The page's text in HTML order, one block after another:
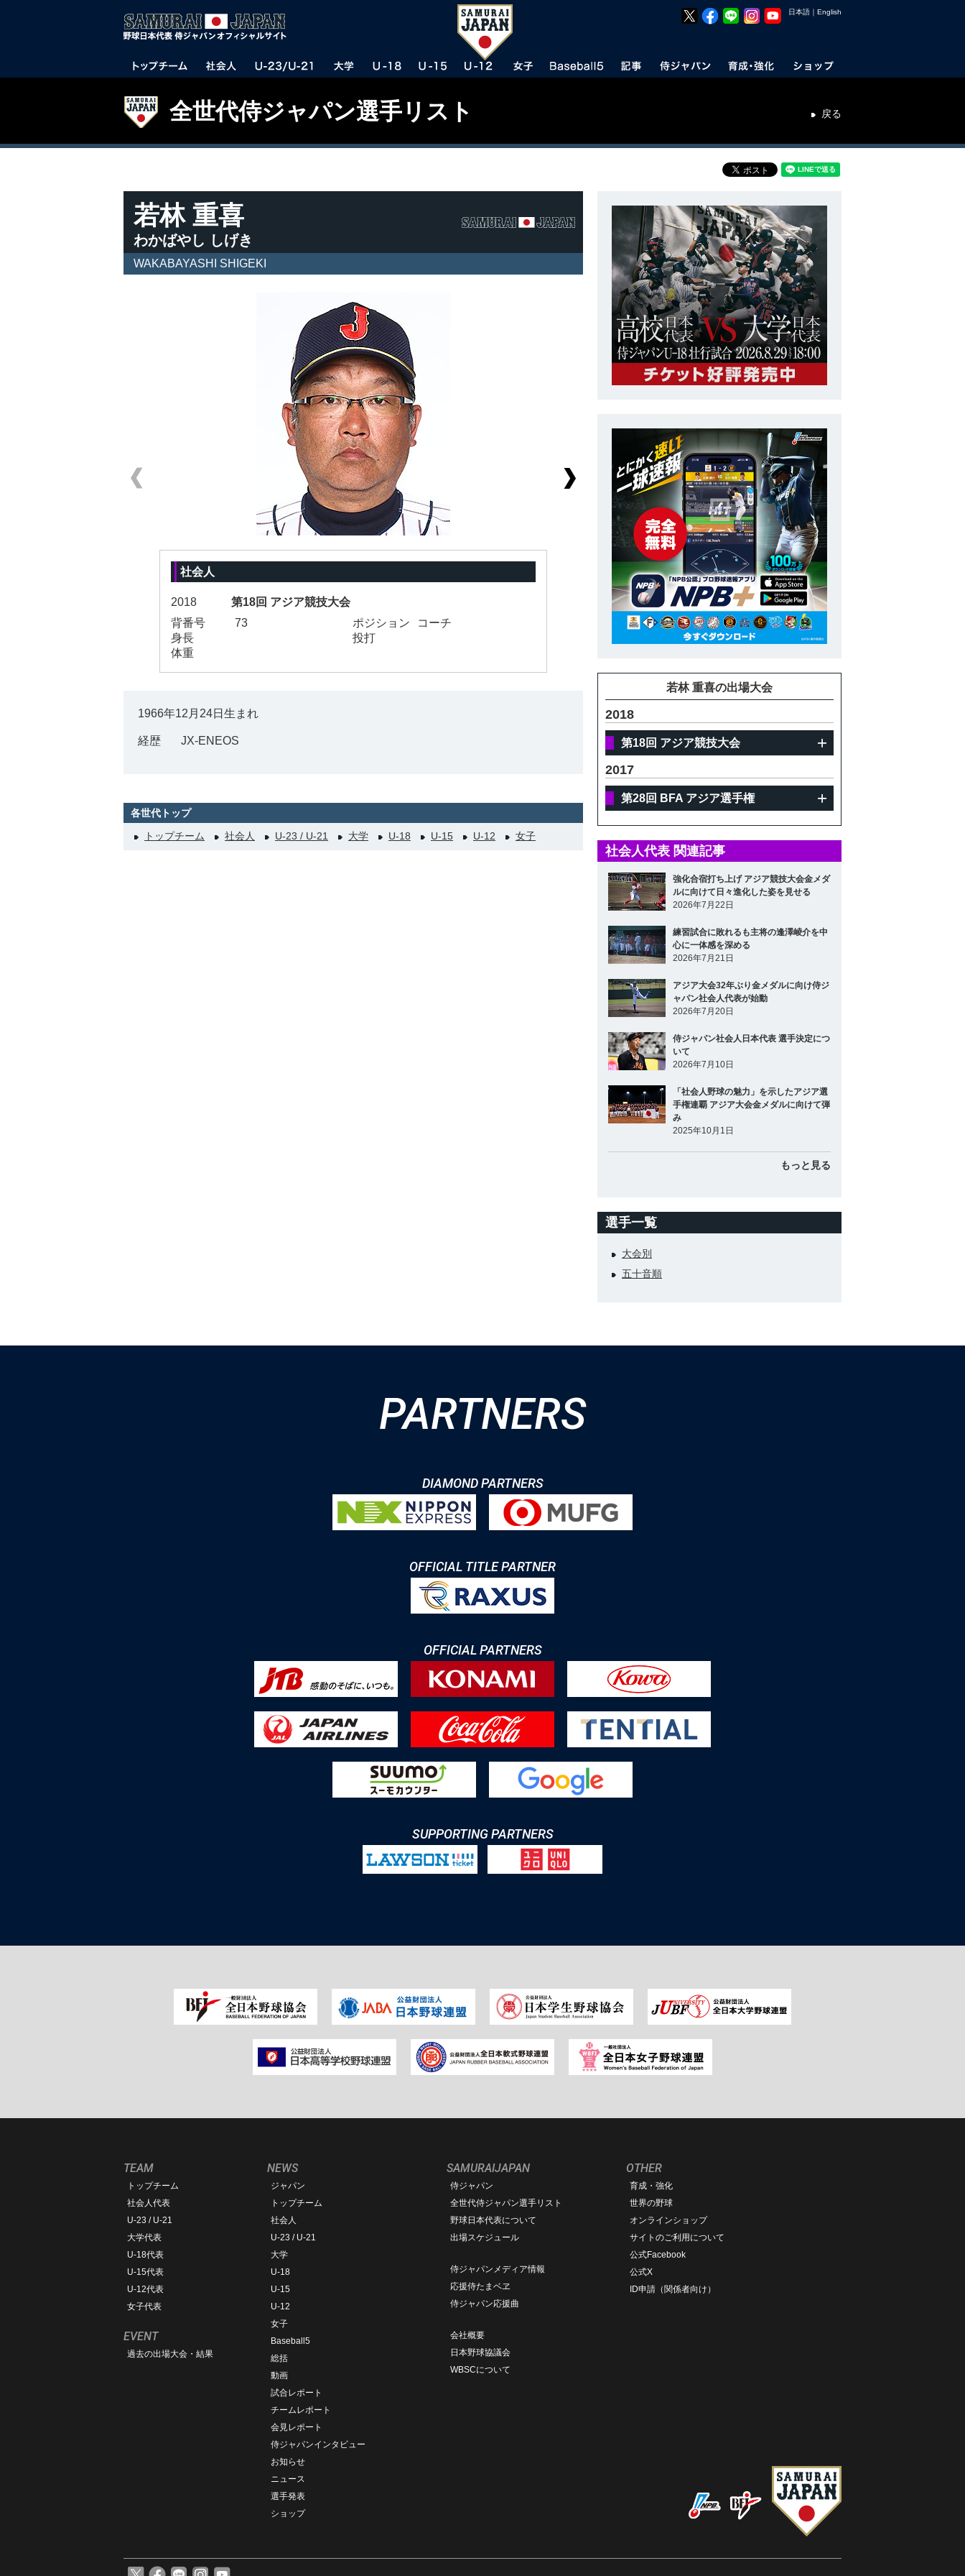
日本語 ｜ English
全世代侍ジャパン選手リスト 戻る
若林 重喜
わかばやし しげき
WAKABAYASHI SHIGEKI
社会人
2018
第18回 アジア競技大会
背番号
73 ポジション
コーチ
身長
投打
体重
社会人
第28回 BFA アジア選手権
背番号
73
投打
1966年12月24日生まれ
経歴 JX-ENEOS
各世代トップ
トップチーム
社会人 U-23 / U-21 大学 U-18 U-15 U-12 女子
若林 重喜の出場大会
2018
第18回 アジア競技大会
2017
第28回 BFA アジア選手権
社会人代表 関連記事
強化合宿打ち上げ アジア競技大会金メダ
ルに向けて日々進化した姿を見せる
2026年7月22日
練習試合に敗れるも主将の逢澤崚介を中
心に一体感を深める
2026年7月21日
アジア大会32年ぶり金メダルに向け侍ジ
ャパン社会人代表が始動
2026年7月20日
侍ジャパン社会人日本代表 選手決定につ
いて
2026年7月10日
「社会人野球の魅力」を示したアジア選
手権連覇 アジア大会金メダルに向けて弾
み
2025年10月1日
もっと見る
選手一覧
大会別
五十音順
PARTNERS
DIAMOND PARTNERS
OFFICIAL TITLE PARTNER
OFFICIAL PARTNERS
SUPPORTING PARTNERS
TEAM
トップチーム
社会人代表
U-23 / U-21
大学代表
U-18代表
U-15代表
U-12代表
女子代表
EVENT
過去の出場大会・結果
NEWS
ジャパン
トップチーム
社会人
U-23 / U-21
大学
U-18
U-15
U-12
女子
Baseball5
総括
動画
試合レポート
チームレポート
会見レポート
侍ジャパンインタビュー
お知らせ
ニュース
選手発表
ショップ
SAMURAIJAPAN
侍ジャパン
全世代侍ジャパン選手リスト
野球日本代表について
出場スケジュール
侍ジャパンメディア情報
応援侍たまベヱ
侍ジャパン応援曲
会社概要
日本野球協議会
WBSCについて
OTHER
育成・強化
世界の野球
オンラインショップ
サイトのご利用について
公式Facebook
公式X
ID申請（関係者向け）